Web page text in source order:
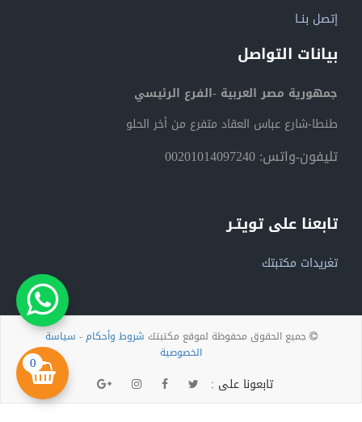
0
إتصل بنــا
بيانات التواصل
جمهورية مصر العربية -الفرع الرئيسي
طنطا-شارع عباس العقاد متفرع من أخر الحلو
تليفون-واتس: 00201014097240
تابعنا على تويتـر
تغريدات مكتبتك
جميع الحقوق محفوظة لموقع مكتبتك شروط وأحكام- سياسة
الخصوصية
تابعونا على :